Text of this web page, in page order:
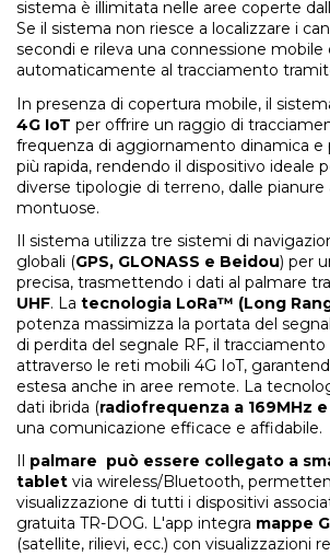
sistema è illimitata nelle aree coperte
Se il sistema non riesce a localizzare i
secondi e rileva una connessione mobile
automaticamente al tracciamento
In presenza di copertura mobile, il
4G IoT per offrire un raggio di
frequenza di aggiornamento dinamica
più rapida, rendendo il dispositivo ideale
diverse tipologie di terreno, dalle pianure
montuose.
Il sistema utilizza tre sistemi di
globali (GPS, GLONASS e Beidou) per
precisa, trasmettendo i dati al palmare
UHF. La tecnologia LoRa™ (Long
potenza massimizza la portata del
di perdita del segnale RF, il
attraverso le reti mobili 4G IoT,
estesa anche in aree remote. La
dati ibrida (radiofrequenza a 169MHz e
una comunicazione efficace e affidabile.
Il palmare può essere collegato a
tablet via wireless/Bluetooth,
visualizzazione di tutti i dispositivi
gratuita TR-DOG. L'app integra mappe
(satellite, rilievi, ecc.) con visualizzazioni